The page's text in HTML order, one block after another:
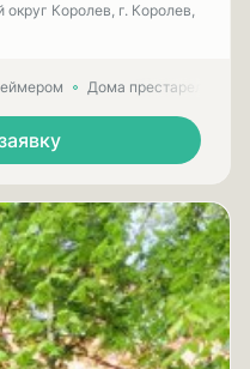
округ Королев, г. Королев,
Дома престарелых